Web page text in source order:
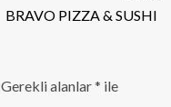
BRAVO PIZZA & SUSHI
Gerekli alanlar* ile